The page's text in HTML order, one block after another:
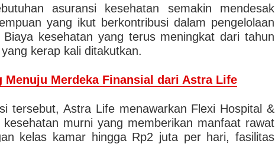
asuransi kesehatan semakin mendesak
yang ikut berkontribusi dalam pengelolaan
kesehatan yang terus meningkat dari tahun
kerap kali ditakutkan.
Menuju Merdeka Finansial dari Astra Life
tersebut, Astra Life menawarkan Flexi Hospital &
murni yang memberikan manfaat rawat
kelas kamar hingga Rp2 juta per hari, fasilitas